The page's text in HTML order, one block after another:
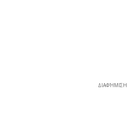
ΔΙΑΦΉΜΙΣΗ